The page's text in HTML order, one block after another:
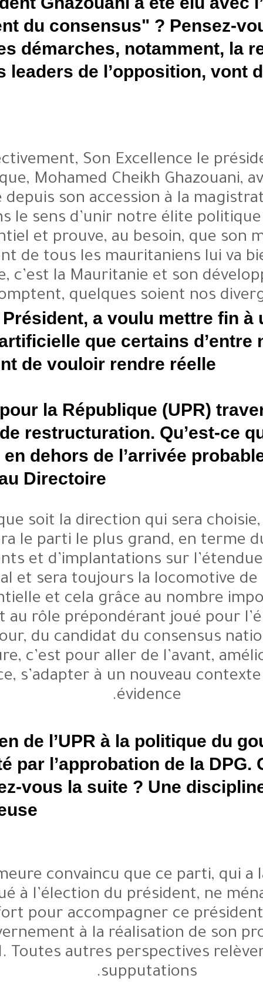
"président du consensus" ?
premières démarches,
avec des leaders de
Effectivement, Son
République, Mohamed Cheikh
qu’il pose depuis son accession
va dans le sens d’unir notre
l’essentiel et prouve, au
président de tous les
compte, c’est la Mauritanie
comptent, quelques
Ainsi, le Président, a voulu
tension artificielle que
cessaient de vouloir rendre
L’Union pour la République
période de restructuration.
changer en dehors de
nouveau Directoire ?
Quelle que soit la direction
restera le parti le plus
d’adhérents et
national et sera toujours la
présidentielle et cela grâce au
élus et au rôle prépondérant
premier tour, du candidat du
restructure, c’est pour aller de
efficace, s’adapter à un
Le soutien de l’UPR à la
a été acté par l’approbation
envisagez-vous la suite ?
rigoureuse ?
Je demeure convaincu que
contribué à l’élection du
effort pour accompagner
gouvernement à la
électoral. Toutes autres